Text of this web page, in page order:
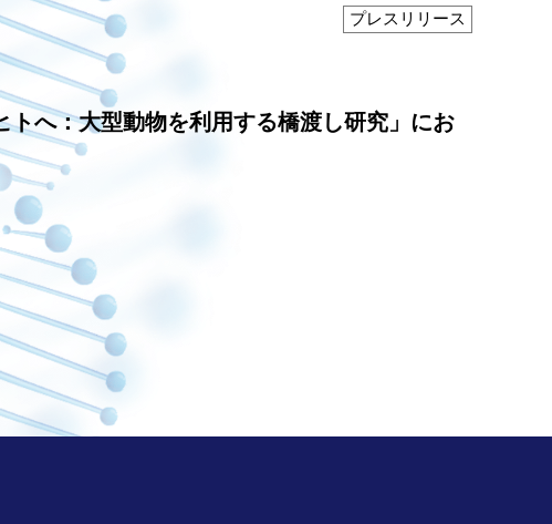
プレスリリース
へ：大型動物を利用する橋渡し研究」にお